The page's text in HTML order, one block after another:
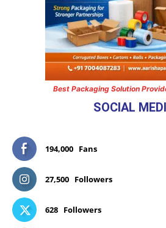
Best Packaging Solution
SOCIAL
194,000 Fans
27,500 Followers
628 Followers